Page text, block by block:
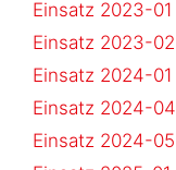
Einsatz 2023-01
Einsatz 2023-02
Einsatz 2024-01
Einsatz 2024-04
Einsatz 2024-05